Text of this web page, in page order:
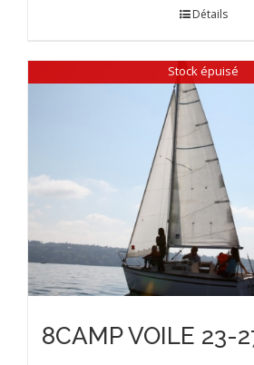
Détails
Stock épuisé
8CAMP VOILE 23-